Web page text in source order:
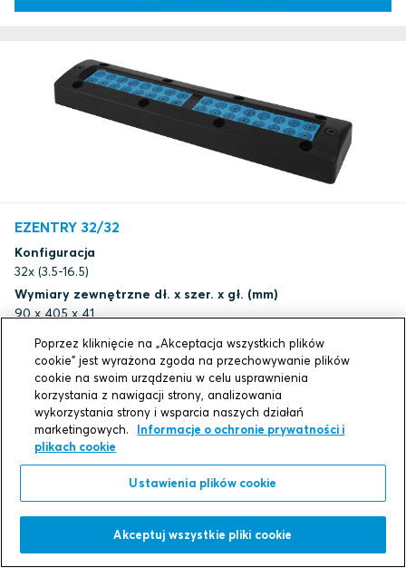
EZENTRY 32/32
Konfiguracja
32x (3.5-16.5)
Wymiary zewnętrzne dł. x szer. x gł. (mm)
90 x 405 x 41
Wymiary otworu WxH (mm)
37(+1/-0) x 335(+2/-0)
Waga (kg)
1.54
Nr katalogowy
EZ00000003232
dxf
Pobierz
Poprzez kliknięcie na „Akceptacja wszystkich plików
cookie” jest wyrażona zgoda na przechowywanie plików
cookie na swoim urządzeniu w celu usprawnienia
korzystania z nawigacji strony, analizowania
wykorzystania strony i wsparcia naszych działań
marketingowych.
Informacje o ochronie prywatności i
plikach cookie
Ustawienia plików cookie
Akceptuj wszystkie pliki cookie